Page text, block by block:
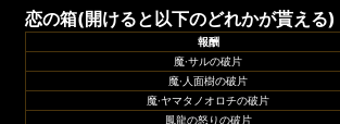
恋の箱(開けると以下のどれかが貰える)
報酬
魔·サルの破片
魔·人面樹の破片
魔·ヤマタノオロチの破片
鳳龍の怒りの破片